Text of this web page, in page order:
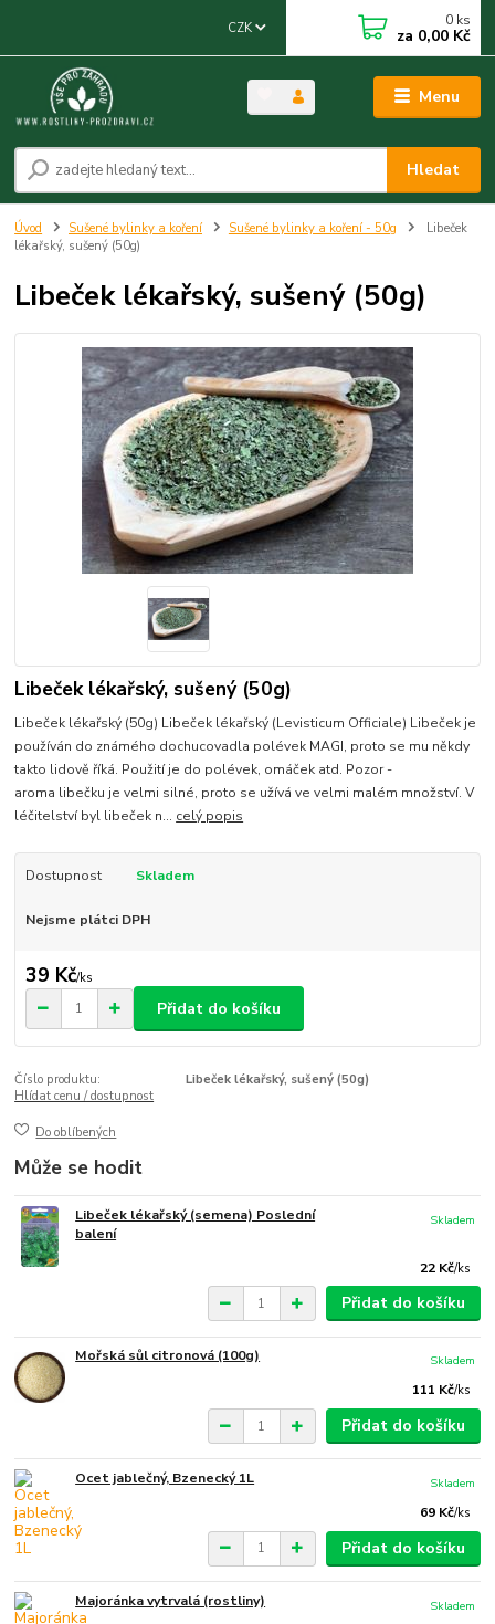
Menu
CZK
Hledat
0 ks
za 0,00 Kč
Úvod Sušené bylinky a koření Sušené bylinky a koření - 50g
Libeček
lékařský, sušený (50g)
Libeček lékařský, sušený (50g)
Libeček lékařský, sušený (50g)
Libeček lékařský (50g) Libeček lékařský (Levisticum Officiale) Libeček je
používán do známého dochucovadla polévek MAGI, proto se mu někdy
takto lidově říká. Použití je do polévek, omáček atd. Pozor -
aroma libečku je velmi silné, proto se užívá ve velmi malém množství. V
léčitelství byl libeček n... celý popis
Dostupnost Skladem
Nejsme plátci DPH
39 Kč/ks
Přidat do košíku
Číslo produktu:
Libeček lékařský, sušený (50g)
Hlídat cenu / dostupnost
Do oblíbených
Může se hodit
Libeček lékařský (semena) Poslední
balení
22 Kč/ks
Skladem
Přidat do košíku
Mořská sůl citronová (100g)
111 Kč/ks
Skladem
Přidat do košíku
Ocet jablečný, Bzenecký 1L
69 Kč/ks
Skladem
Přidat do košíku
Majoránka vytrvalá (rostliny)
Skladem